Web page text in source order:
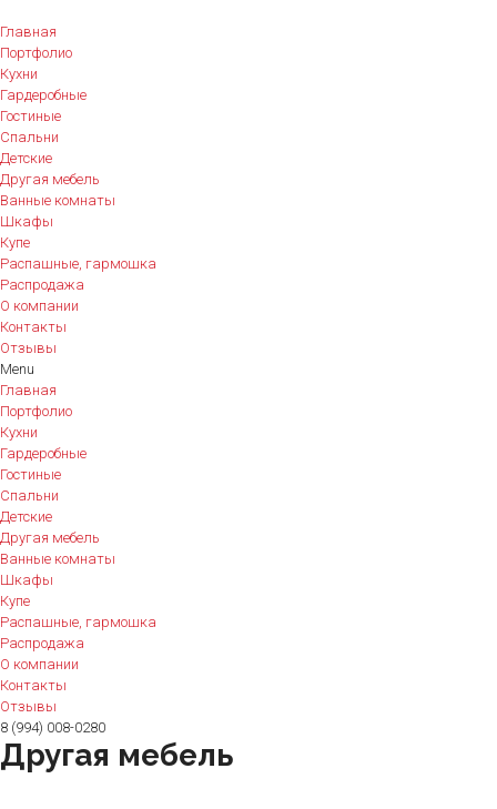
Главная
Портфолио
Кухни
Гардеробные
Гостиные
Спальни
Детские
Другая мебель
Ванные комнаты
Шкафы
Купе
Распашные, гармошка
Распродажа
О компании
Контакты
Отзывы
Menu
Главная
Портфолио
Кухни
Гардеробные
Гостиные
Спальни
Детские
Другая мебель
Ванные комнаты
Шкафы
Купе
Распашные, гармошка
Распродажа
О компании
Контакты
Отзывы
8 (994) 008-0280
Другая мебель